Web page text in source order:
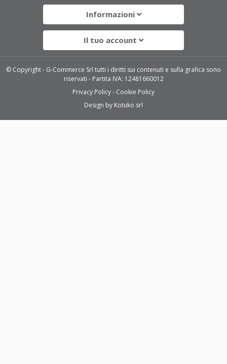
Informazioni
Il tuo account
© Copyright - G-Commerce Srl tutti i diritti sui contenuti e sulla grafica sono
riservati - Partita IVA: 12481660012
Privacy Policy
Cookie Policy
Design by Kotuko srl